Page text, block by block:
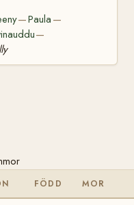
—Paula —
—
FÖDD MOR